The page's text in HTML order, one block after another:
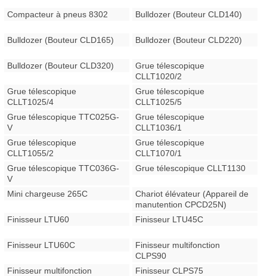
Compacteur à pneus 8302 Bulldozer (Bouteur CLD140)
Bulldozer (Bouteur CLD165) Bulldozer (Bouteur CLD220)
Bulldozer (Bouteur CLD320)
Grue télescopique
CLLT1020/2
Grue télescopique
CLLT1025/4
Grue télescopique
CLLT1025/5
Grue télescopique TTC025G-
V
Grue télescopique
CLLT1036/1
Grue télescopique
CLLT1055/2
Grue télescopique
CLLT1070/1
Grue télescopique TTC036G-
V
Grue télescopique CLLT1130
Mini chargeuse 265C
Chariot élévateur (Appareil de
manutention CPCD25N)
Finisseur LTU60
Finisseur LTU45C
Finisseur LTU60C
Finisseur multifonction
CLPS90
Finisseur multifonction
Finisseur CLPS75